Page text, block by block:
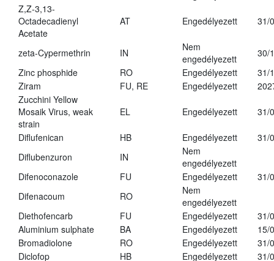
Z,Z-3,13-
Octadecadienyl
Acetate
AT Engedélyezett 31/
zeta-Cypermethrin IN
Nem
engedélyezett
30/
Zinc phosphide
RO Engedélyezett
31/
Ziram
FU, RE Engedélyezett
Zucchini Yellow
Mosaik Virus, weak
strain
EL Engedélyezett 31/
Diflufenican HB Engedélyezett
31/
Diflubenzuron
IN
Nem
engedélyezett
Difenoconazole
FU Engedélyezett
31/
Difenacoum
RO
Nem
engedélyezett
Diethofencarb
FU Engedélyezett
31/
Aluminium sulphate
BA Engedélyezett
15/
Bromadiolone
RO Engedélyezett
31/
Diclofop
HB Engedélyezett
31/